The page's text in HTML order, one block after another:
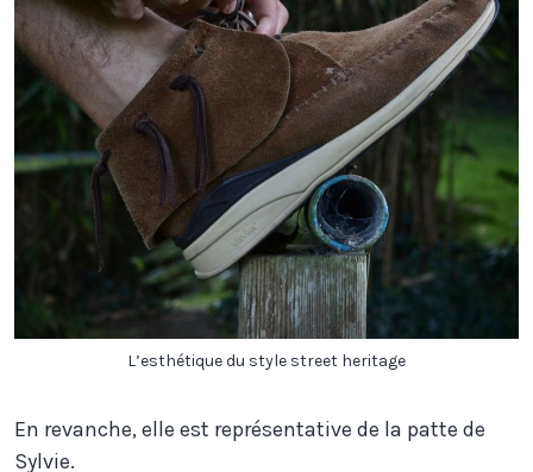
L’esthétique du style street heritage
En revanche, elle est représentative de la patte de
Sylvie.